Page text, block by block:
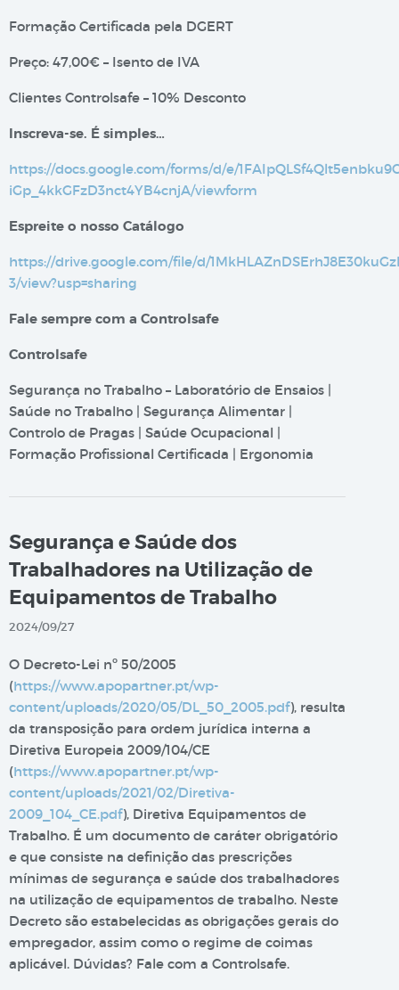
Formação Certificada pela DGERT
Preço: 47,00€ – Isento de IVA
Clientes Controlsafe – 10% Desconto
Inscreva-se. É simples…
https://docs.google.com/forms/d/e/
iGp_4kkGFzD3nct4YB4cnjA/viewform
Espreite o nosso Catálogo
https://drive.google.com/file/d/
3/view?usp=sharing
Fale sempre com a Controlsafe
Controlsafe
Segurança no Trabalho – Laboratório de Ensaios |
Saúde no Trabalho | Segurança Alimentar |
Controlo de Pragas | Saúde Ocupacional |
Formação Profissional Certificada | Ergonomia
Segurança e Saúde dos
Trabalhadores na Utilização de
Equipamentos de Trabalho
2024/09/27
O Decreto-Lei nº 50/2005
(https://www.apopartner.pt/wp-
content/uploads/2020/05/DL_50_2005.pdf), resulta
da transposição para ordem jurídica interna a
Diretiva Europeia 2009/104/CE
(https://www.apopartner.pt/wp-
content/uploads/2021/02/Diretiva-
2009_104_CE.pdf), Diretiva Equipamentos de
Trabalho. É um documento de caráter obrigatório
e que consiste na definição das prescrições
mínimas de segurança e saúde dos trabalhadores
na utilização de equipamentos de trabalho. Neste
Decreto são estabelecidas as obrigações gerais do
empregador, assim como o regime de coimas
aplicável. Dúvidas? Fale com a Controlsafe.